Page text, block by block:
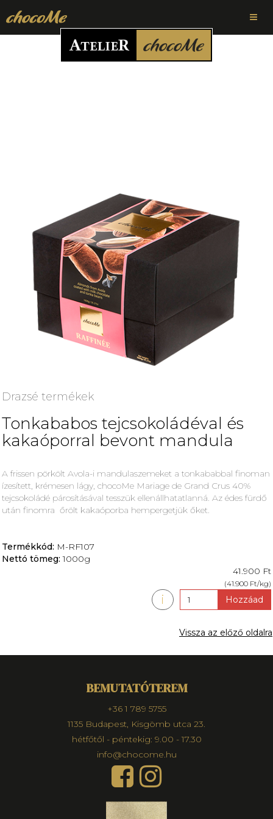
Drazsé termékek
Tonkababos tejcsokoládéval és
kakaóporral bevont mandula
A frissen pörkölt Avola-i mandulaszemeket a tonkababbal finoman
ízesített, krémesen lágy, chocoMe Mariage de Grand Crus 40%
tejcsokoládé párosításával tesszük ellenállhatatlanná. Az édes fürdő
után finomra őrölt kakaóporba hempergetjük őket.
Termékkód: M-RF107
Nettó tömeg:1000g
41.900 Ft
(41.900 Ft/kg)
Hozzáad
i
Vissza az előző oldalra
BEMUTATÓTEREM
+36 1 789 5755
1135 Budapest, Kisgömb utca 23.
hétfőtől - péntekig: 9.00 - 17.30
info@chocome.hu